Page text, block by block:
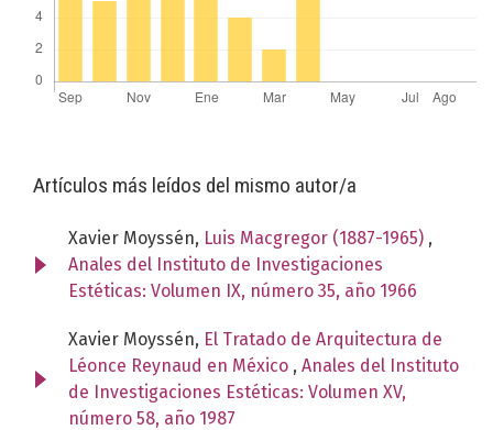
Artículos más leídos del mismo autor/a
Xavier Moyssén, Luis Macgregor (1887-1965) ,
Anales del Instituto de Investigaciones
Estéticas: Volumen IX, número 35, año 1966
Xavier Moyssén, El Tratado de Arquitectura de
Léonce Reynaud en México , Anales del Instituto
de Investigaciones Estéticas: Volumen XV,
número 58, año 1987